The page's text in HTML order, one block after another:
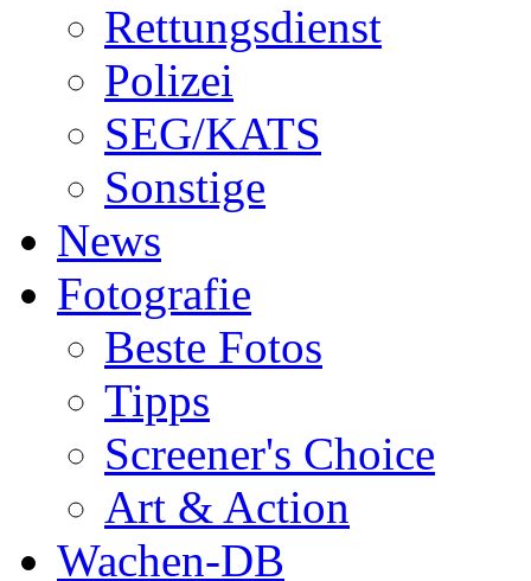
Rettungsdienst
Polizei
SEG/KATS
Sonstige
News
Fotografie
Beste Fotos
Tipps
Screener's Choice
Art & Action
Wachen-DB